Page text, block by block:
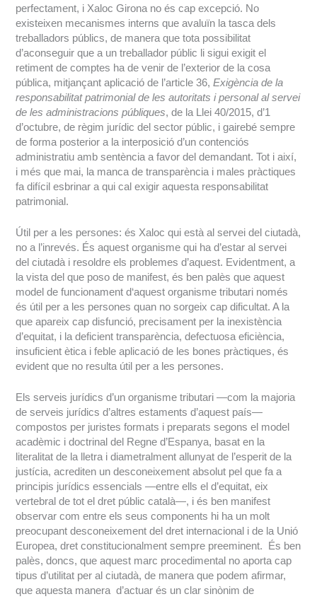
perfectament, i Xaloc Girona no és cap excepció. No
existeixen mecanismes interns que avaluïn la tasca dels
treballadors públics, de manera que tota possibilitat
d’aconseguir que a un treballador públic li sigui exigit el
retiment de comptes ha de venir de l’exterior de la cosa
pública, mitjançant aplicació de l’article 36,Exigència de la
responsabilitat patrimonial de les autoritats i personal al servei
de les administracions públiques, de la Llei 40/2015, d’1
d’octubre, de règim jurídic del sector públic, i gairebé sempre
de forma posterior a la interposició d’un contenciós
administratiu amb sentència a favor del demandant. Tot i així,
i més que mai, la manca de transparència i males pràctiques
fa difícil esbrinar a qui cal exigir aquesta responsabilitat
patrimonial.
Útil per a les persones: és Xaloc qui està al servei del ciutadà,
no a l’inrevés. És aquest organisme qui ha d’estar al servei
del ciutadà i resoldre els problemes d’aquest. Evidentment, a
la vista del que poso de manifest, és ben palès que aquest
model de funcionament d‘aquest organisme tributari només
és útil per a les persones quan no sorgeix cap dificultat. A la
que apareix cap disfunció, precisament per la inexistència
d’equitat, i la deficient transparència, defectuosa eficiència,
insuficient ètica i feble aplicació de les bones pràctiques, és
evident que no resulta útil per a les persones.
Els serveis jurídics d’un organisme tributari —com la majoria
de serveis jurídics d’altres estaments d’aquest país—
compostos per juristes formats i preparats segons el model
acadèmic i doctrinal del Regne d’Espanya, basat en la
literalitat de la lletra i diametralment allunyat de l’esperit de la
justícia, acrediten un desconeixement absolut pel que fa a
principis jurídics essencials —entre ells el d’equitat, eix
vertebral de tot el dret públic català—, i és ben manifest
observar com entre els seus components hi ha un molt
preocupant desconeixement del dret internacional i de la Unió
Europea, dret constitucionalment sempre preeminent. És ben
palès, doncs, que aquest marc procedimental no aporta cap
tipus d’utilitat per al ciutadà, de manera que podem afirmar,
que aquesta manera d’actuar és un clar sinònim de